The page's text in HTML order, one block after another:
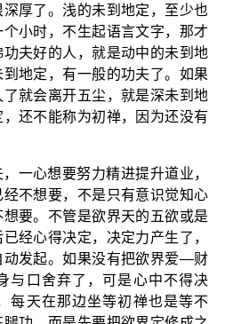
厚了。浅的未到地定，至少也
小时，不生起语言文字，那才
夫好的人，就是动中的未到地
地定，有一般的功夫了。如果
就会离开五尘，就是深未到地
还不能称为初禅，因为还没有
一心想要努力精进提升道业，
不想要，不是只有意识觉知心
要。不管是欲界天的五欲或是
经心得决定，决定力产生了，
动发起。如果没有把欲界爱—财
与口舍弃了，可是心中不得决
每天在那边坐等初禅也是等不